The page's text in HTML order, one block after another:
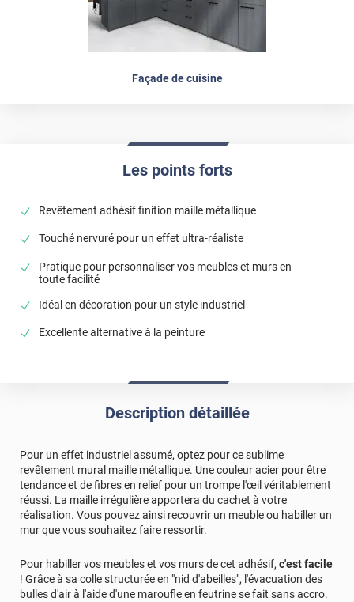
Façade de cuisine
Les points forts
Revêtement adhésif finition maille métallique
Touché nervuré pour un effet ultra-réaliste
Pratique pour personnaliser vos meubles et murs en
toute facilité
Idéal en décoration pour un style industriel
Excellente alternative à la peinture
Description détaillée
Pour un effet industriel assumé, optez pour ce sublime
revêtement mural maille métallique. Une couleur acier pour être
tendance et de fibres en relief pour un trompe l'œil véritablement
réussi. La maille irrégulière apportera du cachet à votre
réalisation. Vous pouvez ainsi recouvrir un meuble ou habiller un
mur que vous souhaitez faire ressortir.
Pour habiller vos meubles et vos murs de cet adhésif, c'est facile
! Grâce à sa colle structurée en "nid d'abeilles", l'évacuation des
bulles d'air à l'aide d'une maroufle en feutrine se fait sans accro.